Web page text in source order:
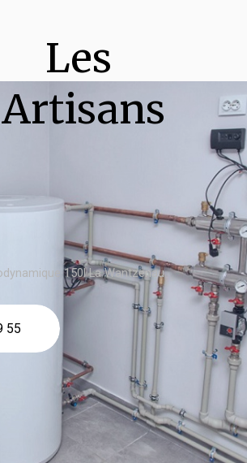
Les
Artisans
150l La Wantzenau
55